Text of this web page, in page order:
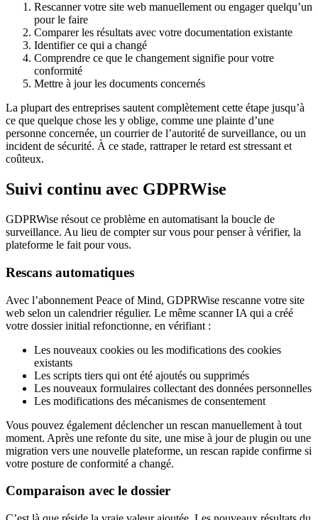
Rescanner votre site web manuellement ou engager quelqu’un
pour le faire
Comparer les résultats avec votre documentation existante
Identifier ce qui a changé
Comprendre ce que le changement signifie pour votre
conformité
Mettre à jour les documents concernés
La plupart des entreprises sautent complètement cette étape jusqu’à
ce que quelque chose les y oblige, comme une plainte d’une
personne concernée, un courrier de l’autorité de surveillance, ou un
incident de sécurité. À ce stade, rattraper le retard est stressant et
coûteux.
Suivi continu avec GDPRWise
GDPRWise résout ce problème en automatisant la boucle de
surveillance. Au lieu de compter sur vous pour penser à vérifier, la
plateforme le fait pour vous.
Rescans automatiques
Avec l’abonnement Peace of Mind, GDPRWise rescanne votre site
web selon un calendrier régulier. Le même scanner IA qui a créé
votre dossier initial refonctionne, en vérifiant :
Les nouveaux cookies ou les modifications des cookies
existants
Les scripts tiers qui ont été ajoutés ou supprimés
Les nouveaux formulaires collectant des données personnelles
Les modifications des mécanismes de consentement
Vous pouvez également déclencher un rescan manuellement à tout
moment. Après une refonte du site, une mise à jour de plugin ou une
migration vers une nouvelle plateforme, un rescan rapide confirme si
votre posture de conformité a changé.
Comparaison avec le dossier